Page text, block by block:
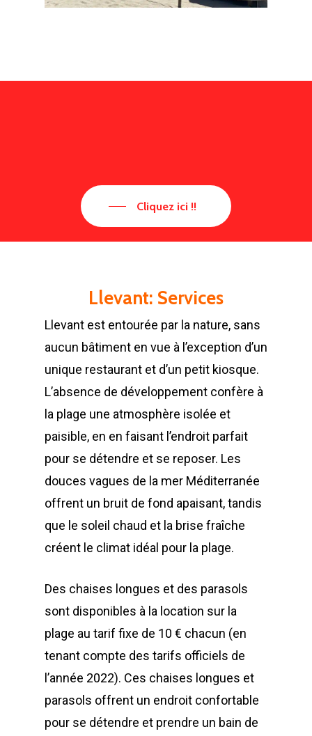
Cliquez ici !!
Llevant: Services
Llevant est entourée par la nature, sans
aucun bâtiment en vue à l’exception d’un
unique restaurant et d’un petit kiosque.
L’absence de développement confère à
la plage une atmosphère isolée et
paisible, en en faisant l’endroit parfait
pour se détendre et se reposer. Les
douces vagues de la mer Méditerranée
offrent un bruit de fond apaisant, tandis
que le soleil chaud et la brise fraîche
créent le climat idéal pour la plage.
Des chaises longues et des parasols
sont disponibles à la location sur la
plage au tarif fixe de 10 € chacun (en
tenant compte des tarifs officiels de
l’année 2022). Ces chaises longues et
parasols offrent un endroit confortable
pour se détendre et prendre un bain de